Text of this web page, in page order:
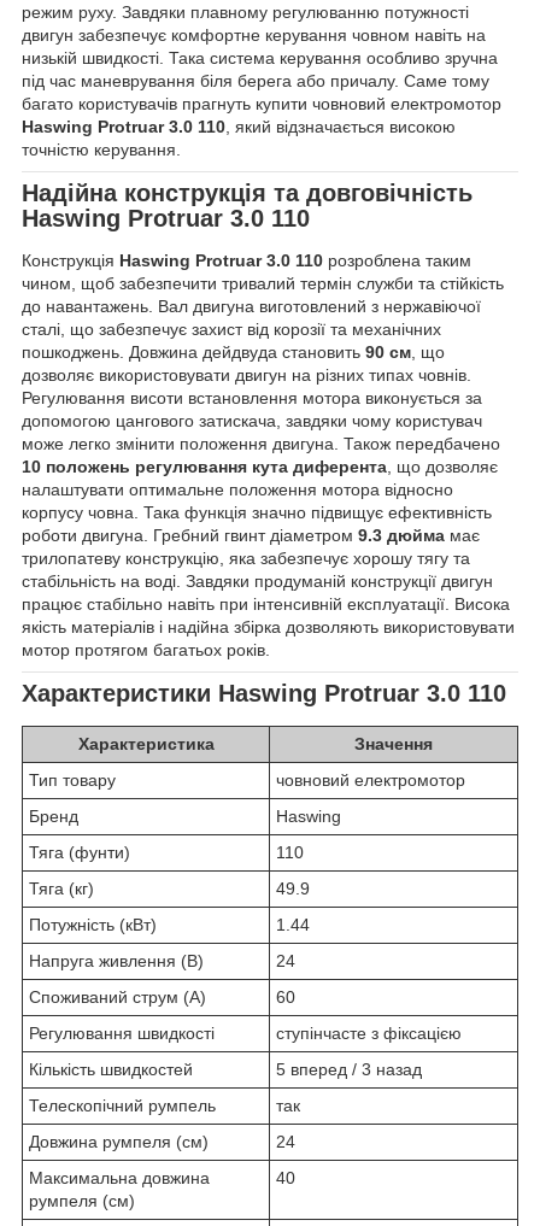
режим руху. Завдяки плавному регулюванню потужності
двигун забезпечує комфортне керування човном навіть на
низькій швидкості. Така система керування особливо зручна
під час маневрування біля берега або причалу. Саме тому
багато користувачів прагнуть купити човновий електромотор
Haswing Protruar 3.0 110 , який відзначається високою
точністю керування.
Надійна конструкція та довговічність
Haswing Protruar 3.0 110
Конструкція Haswing Protruar 3.0 110 розроблена таким
чином, щоб забезпечити тривалий термін служби та стійкість
до навантажень. Вал двигуна виготовлений з нержавіючої
сталі, що забезпечує захист від корозії та механічних
пошкоджень. Довжина дейдвуда становить 90 см, що
дозволяє використовувати двигун на різних типах човнів.
Регулювання висоти встановлення мотора виконується за
допомогою цангового затискача, завдяки чому користувач
може легко змінити положення двигуна. Також передбачено
10 положень регулювання кута диферента, що дозволяє
налаштувати оптимальне положення мотора відносно
корпусу човна. Така функція значно підвищує ефективність
роботи двигуна. Гребний гвинт діаметром 9.3 дюйма має
трилопатеву конструкцію, яка забезпечує хорошу тягу та
стабільність на воді. Завдяки продуманій конструкції двигун
працює стабільно навіть при інтенсивній експлуатації. Висока
якість матеріалів і надійна збірка дозволяють використовувати
мотор протягом багатьох років.
Характеристики Haswing Protruar 3.0 110
Характеристика
Значення
Тип товару
човновий електромотор
Бренд
Haswing
Тяга (фунти)
110
Тяга (кг)
49.9
Потужність (кВт)
1.44
Напруга живлення (В)
24
Споживаний струм (А)
60
Регулювання швидкості
ступінчасте з фіксацією
Кількість швидкостей
5 вперед / 3 назад
Телескопічний румпель
так
Довжина румпеля (см)
24
Максимальна довжина
румпеля (см)
40